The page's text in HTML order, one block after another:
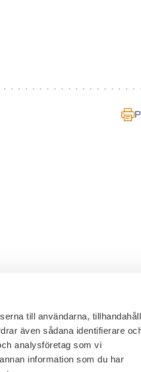
till användarna,
även sådana identifierare
analysföretag som vi
information som du har
8 453 44 00